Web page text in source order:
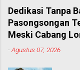
para
Dedikasi Tanpa
Pasongsongan
Meski Cabang
-Agustus 07, 2026